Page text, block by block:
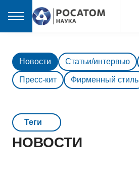
Новости Статьи/интервью
Пресс-кит Фирменный стиль
НОВОСТИ
Teги